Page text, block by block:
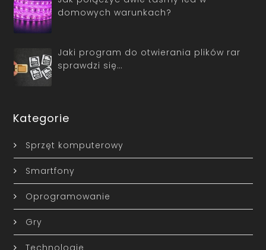
domowych warunkach?
Jaki program do otwierania plików rar
sprawdzi się…
Kategorie
Sprzęt komputerowy
Smartfony
Oprogramowanie
Gry